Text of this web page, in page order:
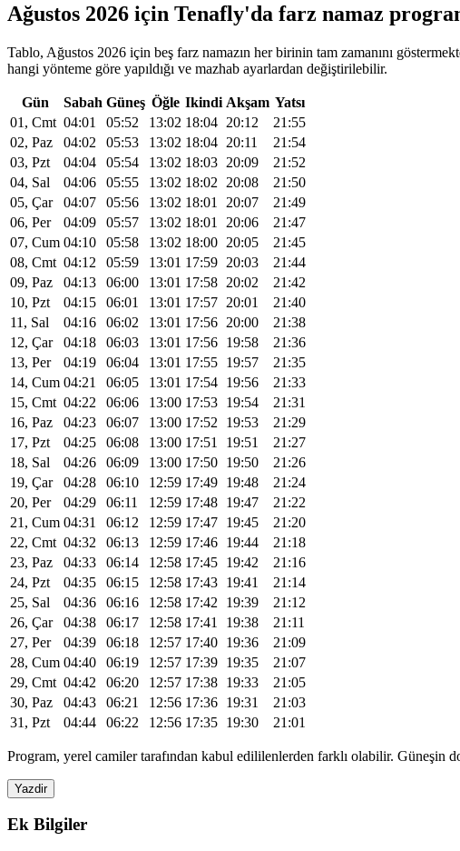
Ağustos 2026 için Tenafly'da farz namaz
Tablo, Ağustos 2026 için beş farz namazın her birinin tam zamanını
hangi yönteme göre yapıldığı ve mazhab ayarlardan değiştirilebilir.
Gün Sabah Güneş Öğle Ikindi Akşam Yatsı
01, Cmt 04:01 05:52 13:02 18:04 20:12
21:55
02, Paz
04:02 05:53 13:02 18:04 20:11
21:54
03, Pzt
04:04 05:54 13:02 18:03 20:09
21:52
04, Sal
04:06 05:55 13:02 18:02 20:08
21:50
05, Çar
04:07 05:56 13:02 18:01 20:07
21:49
06, Per
04:09 05:57 13:02 18:01 20:06
21:47
07, Cum 04:10 05:58 13:02 18:00 20:05
21:45
08, Cmt 04:12 05:59 13:01 17:59 20:03
21:44
09, Paz
04:13 06:00 13:01 17:58 20:02
21:42
10, Pzt
04:15 06:01 13:01 17:57 20:01
21:40
11, Sal
04:16 06:02 13:01 17:56 20:00
21:38
12, Çar
04:18 06:03 13:01 17:56 19:58
21:36
13, Per
04:19 06:04 13:01 17:55 19:57
21:35
14, Cum 04:21 06:05 13:01 17:54 19:56
21:33
15, Cmt 04:22 06:06 13:00 17:53 19:54
21:31
16, Paz
04:23 06:07 13:00 17:52 19:53
21:29
17, Pzt
04:25 06:08 13:00 17:51 19:51
21:27
18, Sal
04:26 06:09 13:00 17:50 19:50
21:26
19, Çar
04:28 06:10 12:59 17:49 19:48
21:24
20, Per
04:29 06:11 12:59 17:48 19:47
21:22
21, Cum 04:31 06:12 12:59 17:47 19:45
21:20
22, Cmt 04:32 06:13 12:59 17:46 19:44
21:18
23, Paz
04:33 06:14 12:58 17:45 19:42
21:16
24, Pzt
04:35 06:15 12:58 17:43 19:41
21:14
25, Sal
04:36 06:16 12:58 17:42 19:39
21:12
26, Çar
04:38 06:17 12:58 17:41 19:38
21:11
27, Per
04:39 06:18 12:57 17:40 19:36
21:09
28, Cum 04:40 06:19 12:57 17:39 19:35
21:07
29, Cmt 04:42 06:20 12:57 17:38 19:33
21:05
30, Paz
04:43 06:21 12:56 17:36 19:31
21:03
31, Pzt
04:44 06:22 12:56 17:35 19:30 21:01
Program, yerel camiler tarafından kabul edililenlerden farklı olabilir. Güneşin
Yazdir
Ek Bilgiler